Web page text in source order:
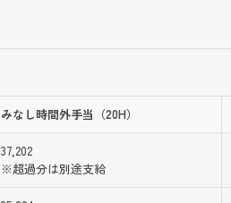
みなし時間外手当（20H）
37,202
※超過分は別途支給